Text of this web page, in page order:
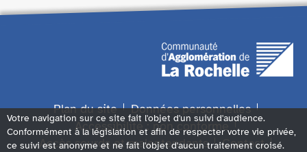
Plan du site
Données personnelles
Accessibilité : non conforme
Accès sourds et malentendants
Contact
Votre navigation sur ce site fait l'objet d'un suivi d'audience.
Conformément à la législation et afin de respecter votre vie privée,
ce suivi est anonyme et ne fait l'objet d'aucun traitement croisé.